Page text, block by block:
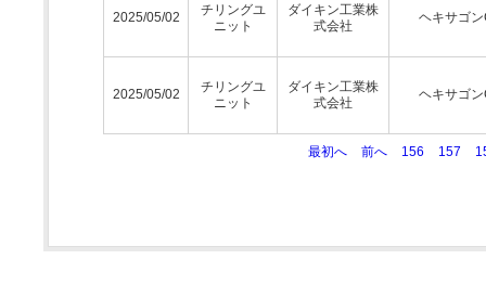
2025/05/02
チリングユ
ニット
ダイキン工業株
式会社
ヘキサゴン
2025/05/02
チリングユ
ニット
ダイキン工業株
式会社
ヘキサゴン
最初へ 前へ 156 157